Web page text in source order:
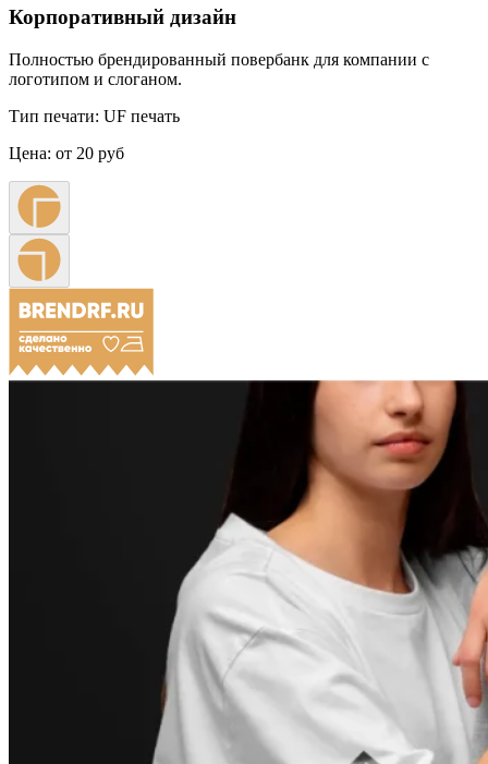
Корпоративный дизайн
Полностью брендированный повербанк для компании с
логотипом и слоганом.
Тип печати: UF печать
Цена: от 20 руб